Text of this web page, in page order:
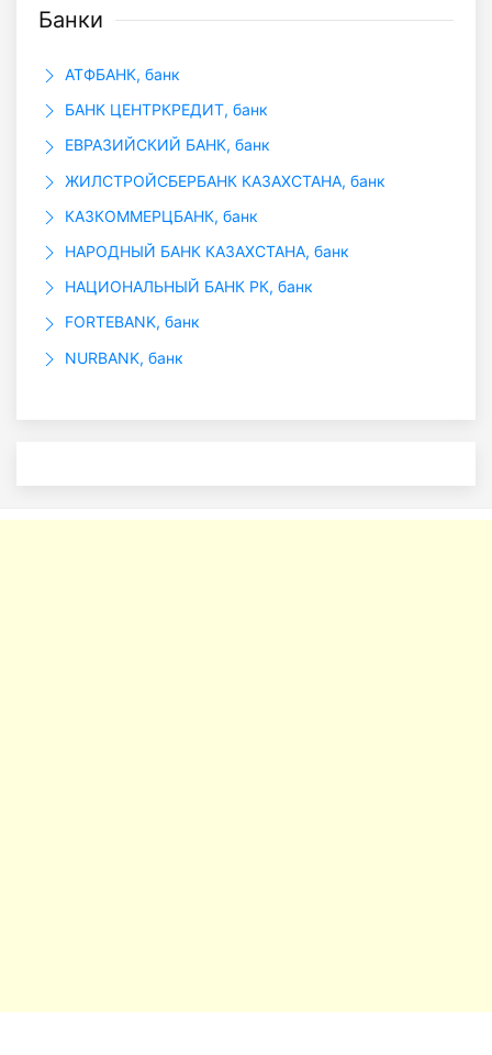
Банки
АТФБАНК, банк
БАНК ЦЕНТРКРЕДИТ, банк
ЕВРАЗИЙСКИЙ БАНК, банк
ЖИЛСТРОЙСБЕРБАНК КАЗАХСТАНА, банк
КАЗКОММЕРЦБАНК, банк
НАРОДНЫЙ БАНК КАЗАХСТАНА, банк
НАЦИОНАЛЬНЫЙ БАНК РК, банк
FORTEBANK, банк
NURBANK, банк